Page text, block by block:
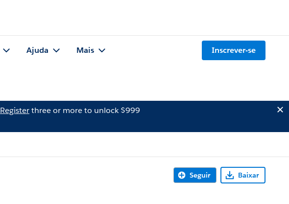
Ajuda Mais Inscrever-se
Registerthree or more to unlock $999
Seguir Baixar